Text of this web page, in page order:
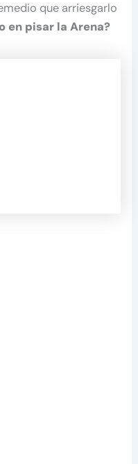
que arriesgarlo
en pisar la Arena?